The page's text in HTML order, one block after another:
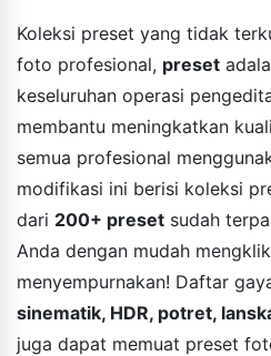
Koleksi preset yang tidak
foto profesional, preset
keseluruhan operasi
membantu meningkatkan
semua profesional
modifikasi ini berisi koleksi
dari 200+ preset sudah
Anda dengan mudah
menyempurnakan! Daftar
sinematik, HDR, potret,
juga dapat memuat preset